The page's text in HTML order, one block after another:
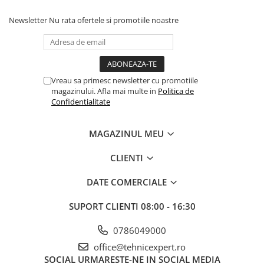
Lampi pe gaz, fludor
Magneti pentru sudura in unghi
Gletiere, spacluri si mistrii
Instrumente pentru scris si trasat
Markere cu vopsea
Markere permanente
Newsletter Nu rata ofertele si promotiile noastre
Vreau sa primesc newsletter cu promotiile
magazinului. Afla mai multe in Politica de
Confidentialitate
MAGAZINUL MEU
CLIENTI
DATE COMERCIALE
SUPORT CLIENTI 08:00 - 16:30
0786049000
office@tehnicexpert.ro
SOCIAL URMARESTE-NE IN SOCIAL MEDIA